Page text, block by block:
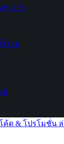
ท GPS
จรูป
ย์